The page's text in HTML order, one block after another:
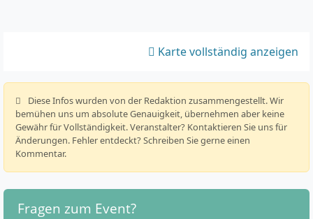
Karte vollständig anzeigen
️ Diese Infos wurden von der Redaktion zusammengestellt. Wir
bemühen uns um absolute Genauigkeit, übernehmen aber keine
Gewähr für Vollständigkeit. Veranstalter? Kontaktieren Sie uns für
Änderungen. Fehler entdeckt? Schreiben Sie gerne einen
Kommentar.
Fragen zum Event?